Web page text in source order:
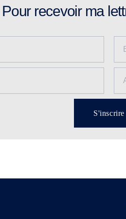
Pour recevoir ma
S'inscrire